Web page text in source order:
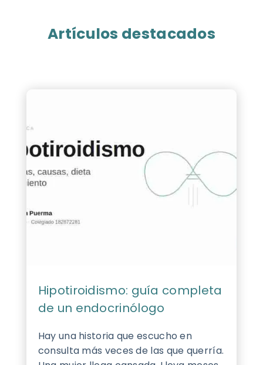
Artículos destacados
Hipotiroidismo: guía completa
de un endocrinólogo
Hay una historia que escucho en
consulta más veces de las que querría.